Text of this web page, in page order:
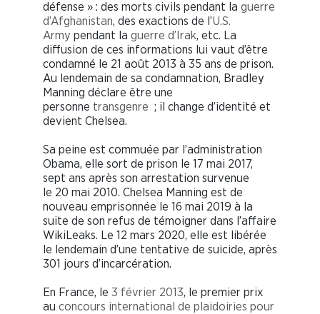
défense » : des morts civils pendant la guerre
d’Afghanistan, des exactions de l’U.S.
Army pendant la guerre d’Irak, etc. La
diffusion de ces informations lui vaut d’être
condamné le 21 août 2013 à 35 ans de prison.
Au lendemain de sa condamnation, Bradley
Manning déclare être une
personne transgenre ; il change d’identité et
devient Chelsea.
Sa peine est commuée par l’administration
Obama, elle sort de prison le 17 mai 2017,
sept ans après son arrestation survenue
le 20 mai 2010. Chelsea Manning est de
nouveau emprisonnée le 16 mai 2019 à la
suite de son refus de témoigner dans l’affaire
WikiLeaks. Le 12 mars 2020, elle est libérée
le lendemain d’une tentative de suicide, après
301 jours d’incarcération.
En France, le 3 février 2013, le premier prix
au concours international de plaidoiries pour